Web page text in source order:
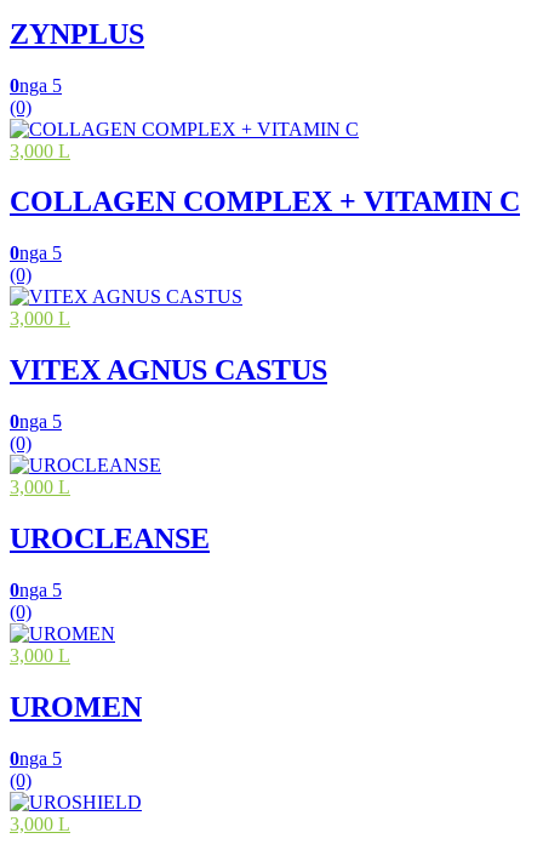
ZYNPLUS
0nga 5
(0)
3,000 L
COLLAGEN COMPLEX + VITAMIN C
0nga 5
(0)
3,000 L
VITEX AGNUS CASTUS
0nga 5
(0)
3,000 L
UROCLEANSE
0nga 5
(0)
3,000 L
UROMEN
0nga 5
(0)
3,000 L